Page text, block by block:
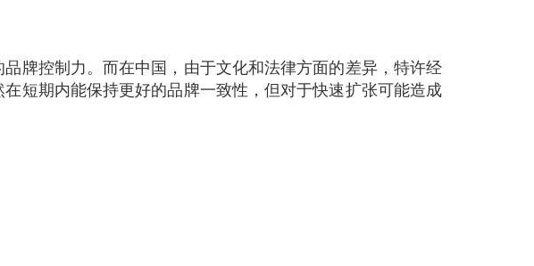
牌控制力。而在中国，由于文化和法律方面的差异，特许经
短期内能保持更好的品牌一致性，但对于快速扩张可能造成